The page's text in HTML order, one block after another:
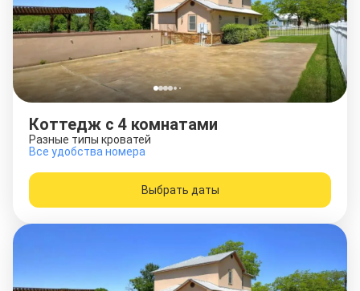
Коттедж с 4 комнатами
Разные типы кроватей
Все удобства номера
Выбрать даты